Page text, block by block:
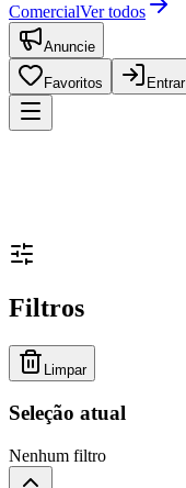
ComercialVer todos
Anuncie
Favoritos Entrar
Filtros
Limpar
Seleção atual
Nenhum filtro